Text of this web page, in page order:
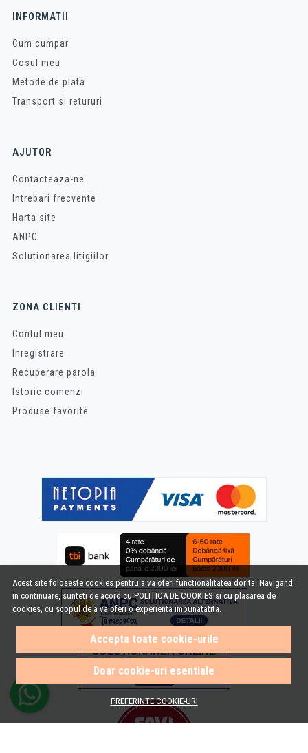
Acest site foloseste cookies pentru a va oferi functionalitatea dorita. Navigand
in continuare, sunteti de acord cuPOLITICA DE COOKIES si cu plasarea de
cookies, cu scopul de a va oferi o experienta imbunatatita.
Accepta toate cookie-urile
Doar cookie-uri esentiale
PREFERINTE COOKIE-URI
INFORMATII
Cum cumpar
Cosul meu
Metode de plata
Transport si retururi
AJUTOR
Contacteaza-ne
Intrebari frecvente
Harta site
ANPC
Solutionarea litigiilor
ZONA CLIENTI
Contul meu
Inregistrare
Recuperare parola
Istoric comenzi
Produse favorite